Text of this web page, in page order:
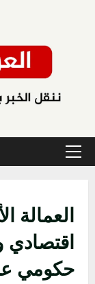
القائمة
العمالة
حكومي